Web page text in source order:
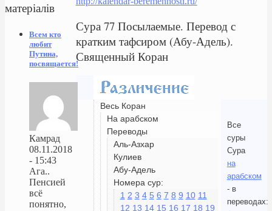
Сура 77 Посылаемые. Перевод с
кратким тафсиром (Абу-Адель).
Священный Коран
Весь Коран
На арабском
Переводы
Аль-Азхар
Кулиев
Абу-Адель
Номера сур:
1 2 3 4 5 6 7 8 9 10 11
12 13 14 15 16 17 18 19
Все
суры
Сура
на
арабском
- в
переводах:
матеріалів
Всем кто
любит
Путина,
посвящается!
Камрад
08.11.2018
- 15:43
Ага..
Пенсией
всё
понятно,